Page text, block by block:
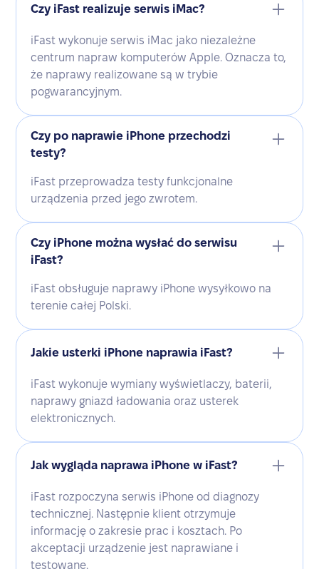
Czy iFast realizuje serwis iMac?
iFast wykonuje serwis iMac jako niezależne
centrum napraw komputerów Apple. Oznacza to,
że naprawy realizowane są w trybie
pogwarancyjnym.
Czy po naprawie iPhone przechodzi
testy?
iFast przeprowadza testy funkcjonalne
urządzenia przed jego zwrotem.
Czy iPhone można wysłać do serwisu
iFast?
iFast obsługuje naprawy iPhone wysyłkowo na
terenie całej Polski.
Jakie usterki iPhone naprawia iFast?
iFast wykonuje wymiany wyświetlaczy, baterii,
naprawy gniazd ładowania oraz usterek
elektronicznych.
Jak wygląda naprawa iPhone w iFast?
iFast rozpoczyna serwis iPhone od diagnozy
technicznej. Następnie klient otrzymuje
informację o zakresie prac i kosztach. Po
akceptacji urządzenie jest naprawiane i
testowane.